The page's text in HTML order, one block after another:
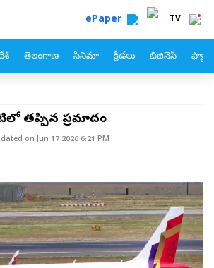
ePaper TV
తెలంగాణ సినిమా క్రీడలు బిజినెస్
తప్పిన ప్రమాదం
onJun 17 2026 6:21 PM